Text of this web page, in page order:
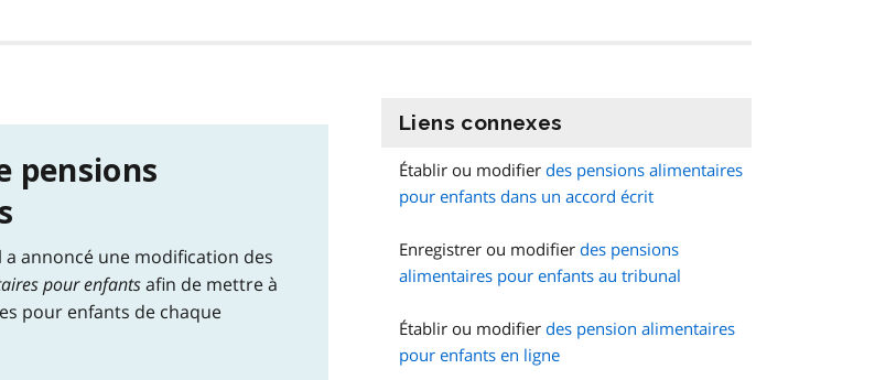
pensions
annoncé une modification des
pour enfantsafin de mettre à
pour enfants de chaque
Liens connexes
Établir ou modifier des pensions alimentaires
pour enfants dans un accord écrit
Enregistrer ou modifier des pensions
alimentaires pour enfants au tribunal
Établir ou modifier des pension alimentaires
pour enfants en ligne